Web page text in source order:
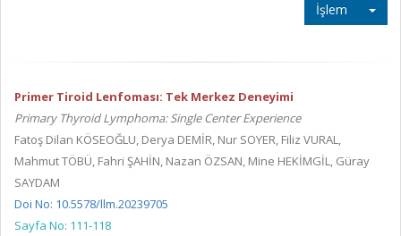
İşlem
Primer Tiroid Lenfoması: Tek Merkez Deneyimi
Primary Thyroid Lymphoma: Single Center Experience
Fatoş Dilan KÖSEOĞLU, Derya DEMİR, Nur SOYER, Filiz VURAL,
Mahmut TÖBÜ, Fahri ŞAHİN, Nazan ÖZSAN, Mine HEKİMGİL, Güray
SAYDAM
Doi No: 10.5578/llm.20239705
Sayfa No: 111-118